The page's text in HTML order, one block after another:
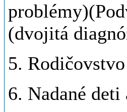
(dvojitá
5.
6. Nadané